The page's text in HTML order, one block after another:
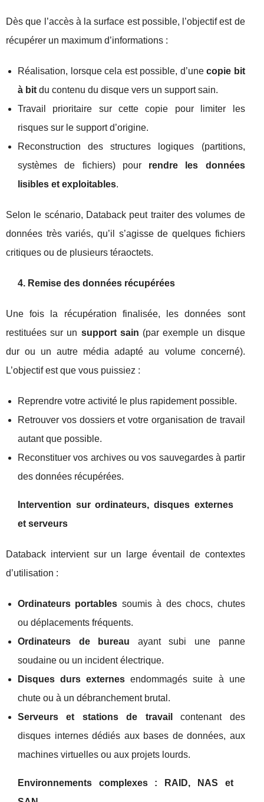
Dès que l’accès à la surface est possible, l’objectif est de
récupérer un maximum d’informations :
Réalisation, lorsque cela est possible, d’unecopie bit
à bit du contenu du disque vers un support sain.
Travail prioritaire sur cette copie pour limiter les
risques sur le support d’origine.
Reconstruction des structures logiques (partitions,
systèmes de fichiers) pour rendre les données
lisibles et exploitables.
Selon le scénario, Databack peut traiter des volumes de
données très variés, qu’il s’agisse de quelques fichiers
critiques ou de plusieurs téraoctets.
4. Remise des données récupérées
Une fois la récupération finalisée, les données sont
restituées sur un support sain (par exemple un disque
dur ou un autre média adapté au volume concerné).
L’objectif est que vous puissiez :
Reprendre votre activité le plus rapidement possible.
Retrouver vos dossiers et votre organisation de travail
autant que possible.
Reconstituer vos archives ou vos sauvegardes à partir
des données récupérées.
Intervention sur ordinateurs, disques externes
et serveurs
Databack intervient sur un large éventail de contextes
d’utilisation :
Ordinateurs portables soumis à des chocs, chutes
ou déplacements fréquents.
Ordinateurs de bureau ayant subi une panne
soudaine ou un incident électrique.
Disques durs externes endommagés suite à une
chute ou à un débranchement brutal.
Serveurs et stations de travail
contenant des
disques internes dédiés aux bases de données, aux
machines virtuelles ou aux projets lourds.
Environnements complexes : RAID, NAS et